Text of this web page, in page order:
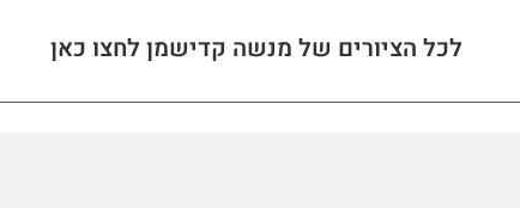
לכל הציורים של מנשה קדישמן לחצו כאן